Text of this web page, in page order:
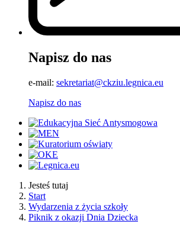
Napisz do nas
e-mail: sekretariat@ckziu.legnica.eu
Napisz do nas
Jesteś tutaj
Start
Wydarzenia z życia szkoły
Piknik z okazji Dnia Dziecka